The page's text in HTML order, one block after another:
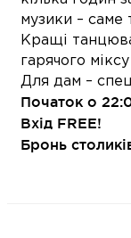
музики – саме
Кращі
гарячого
Для дам –
Початок о
Вхід FREE!
Бронь